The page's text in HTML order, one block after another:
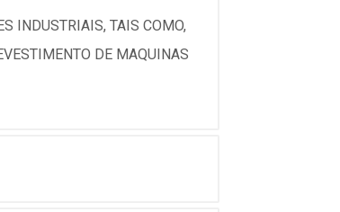
INDUSTRIAIS, TAIS COMO,
DE MAQUINAS